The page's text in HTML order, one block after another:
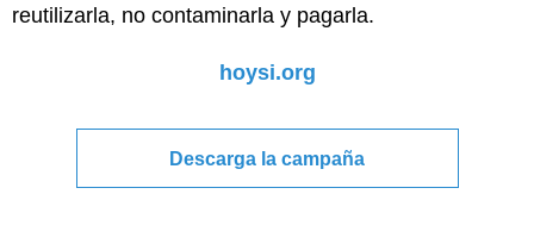
reutilizarla, no contaminarla y pagarla.
hoysi.org
Descarga la campaña